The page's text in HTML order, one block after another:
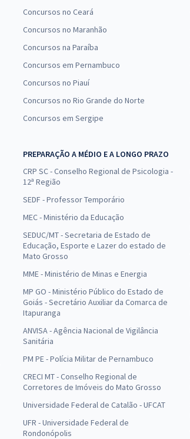
Concursos no Ceará
Concursos no Maranhão
Concursos na Paraíba
Concursos em Pernambuco
Concursos no Piauí
Concursos no Rio Grande do Norte
Concursos em Sergipe
PREPARAÇÃO A MÉDIO E A LONGO PRAZO
CRP SC - Conselho Regional de Psicologia -
12ª Região
SEDF - Professor Temporário
MEC - Ministério da Educação
SEDUC/MT - Secretaria de Estado de
Educação, Esporte e Lazer do estado de
Mato Grosso
MME - Ministério de Minas e Energia
MP GO - Ministério Público do Estado de
Goiás - Secretário Auxiliar da Comarca de
Itapuranga
ANVISA - Agência Nacional de Vigilância
Sanitária
PM PE - Polícia Militar de Pernambuco
CRECI MT - Conselho Regional de
Corretores de Imóveis do Mato Grosso
Universidade Federal de Catalão - UFCAT
UFR - Universidade Federal de
Rondonópolis